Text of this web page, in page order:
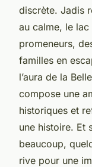
discrète. Jadis
au calme, le
promeneurs,
familles en
l’aura de la
compose une
historiques et
une histoire. Et
beaucoup,
rive pour une